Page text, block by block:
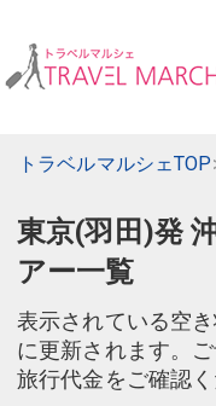
トラベルマルシェTOP
東京(羽田)発
アー一覧
表示されている空
に更新されます。
旅行代金をご確認く